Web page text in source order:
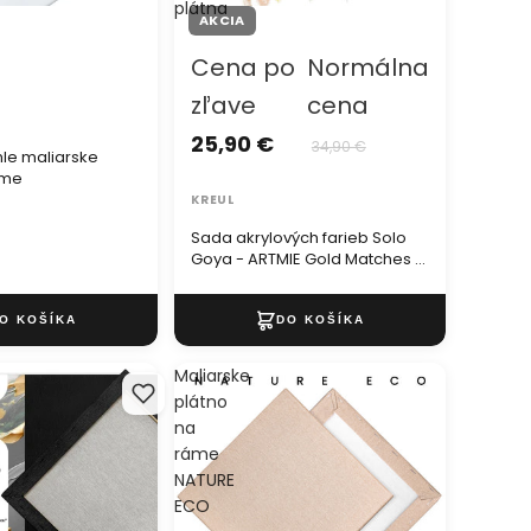
maliarske
plátna
AKCIA
Sada akrylových farieb Solo
Goya - ARTMIE Gold Matches a
Cena po
zľave
25,90 €
Normálna
cena
34,90 €
KREUL
Maliarske
plátno
na
ráme
NATURE
ECO